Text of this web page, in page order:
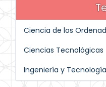
Ciencia de los
Ciencias Tecnológicas
Ingeniería y Tecnología